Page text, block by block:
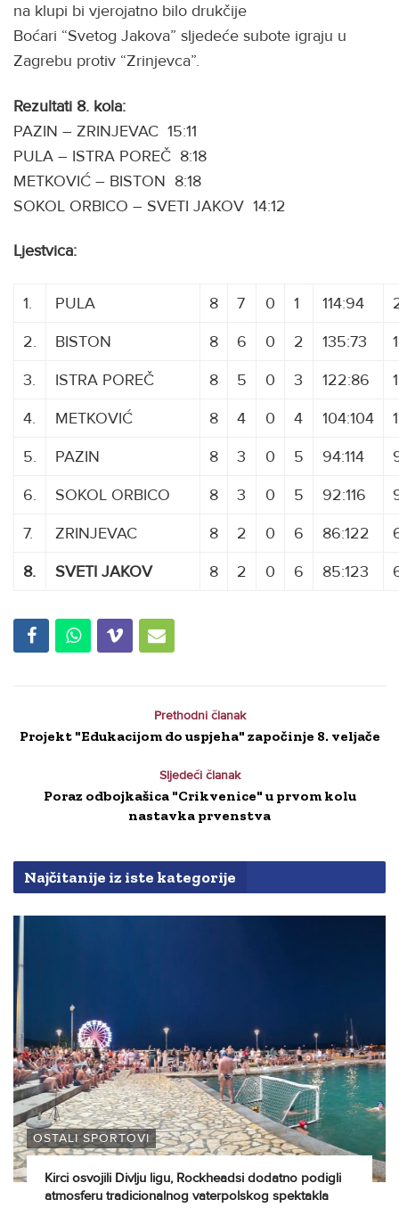
na klupi bi vjerojatno bilo drukčije
Boćari “Svetog Jakova” sljedeće subote igraju u
Zagrebu protiv “Zrinjevca”.
Rezultati 8. kola:
PAZIN – ZRINJEVAC 15:11
PULA – ISTRA POREČ 8:18
METKOVIĆ – BISTON 8:18
SOKOL ORBICO – SVETI JAKOV 14:12
Ljestvica:
1. PULA 8 7 0 1 114:94
2.
BISTON 8 6 0 2 135:73
3.
ISTRA POREČ 8 5 0 3 122:86
4.
METKOVIĆ 8 4 0 4 104:104
5.
PAZIN 8 3 0 5 94:114
6.
SOKOL ORBICO 8 3 0 5 92:116
7.
ZRINJEVAC 8 2 0 6 86:122
8.
SVETI JAKOV 8 2 0 6 85:123
Prethodni članak
Projekt "Edukacijom do uspjeha" započinje 8. veljače
Sljedeći članak
Poraz odbojkašica "Crikvenice" u prvom kolu
nastavka prvenstva
Najčitanije iz iste kategorije
OSTALI SPORTOVI
Kirci osvojili Divlju ligu, Rockheadsi dodatno podigli
atmosferu tradicionalnog vaterpolskog spektakla